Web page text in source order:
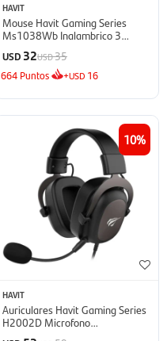
HAVIT
Mouse Havit Gaming Series
Ms1038Wb Inalambrico 3
USD 32USD35
664 Puntos +USD 16
10
HAVIT
Auriculares Havit Gaming Series
H2002D Microfono